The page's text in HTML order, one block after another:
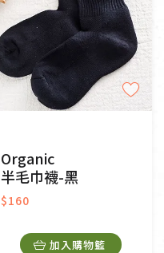
Organic
半毛巾襪-黑
$160
加入購物籃